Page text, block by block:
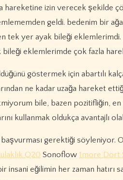
geldi. bedenim bir
tek yer ayak bileği
eklemlerimde çok fazla
göstermek için abartılı
ne kadar uzağa hareket
bile, bazen pozitifliğin,
kullanmak oldukça avantajlı
gerektiği söyleniyor.
Q20 Sonoflow 1more Dört
eğilimin her zaman hatırı